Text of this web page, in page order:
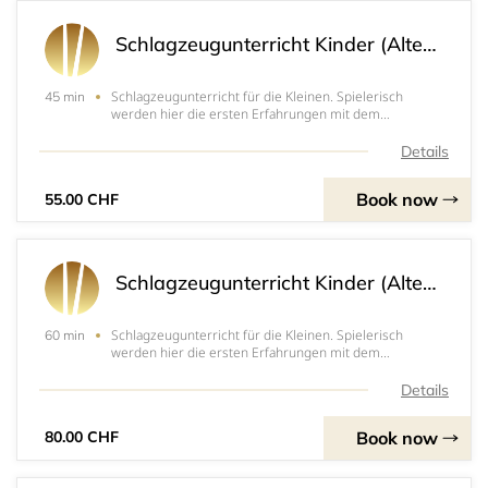
Schlagzeugunterricht Kinder (Alter 4 - 8 Jahre) Einzelstunde
45 min
Schlagzeugunterricht für die Kleinen. Spielerisch
werden hier die ersten Erfahrungen mit dem
Details
55.00 CHF Book now
Schlagzeugunterricht Kinder (Alter 4 - 8 Jahre) Einzelstunde
60 min
Schlagzeugunterricht für die Kleinen. Spielerisch
werden hier die ersten Erfahrungen mit dem
Details
80.00 CHF Book now